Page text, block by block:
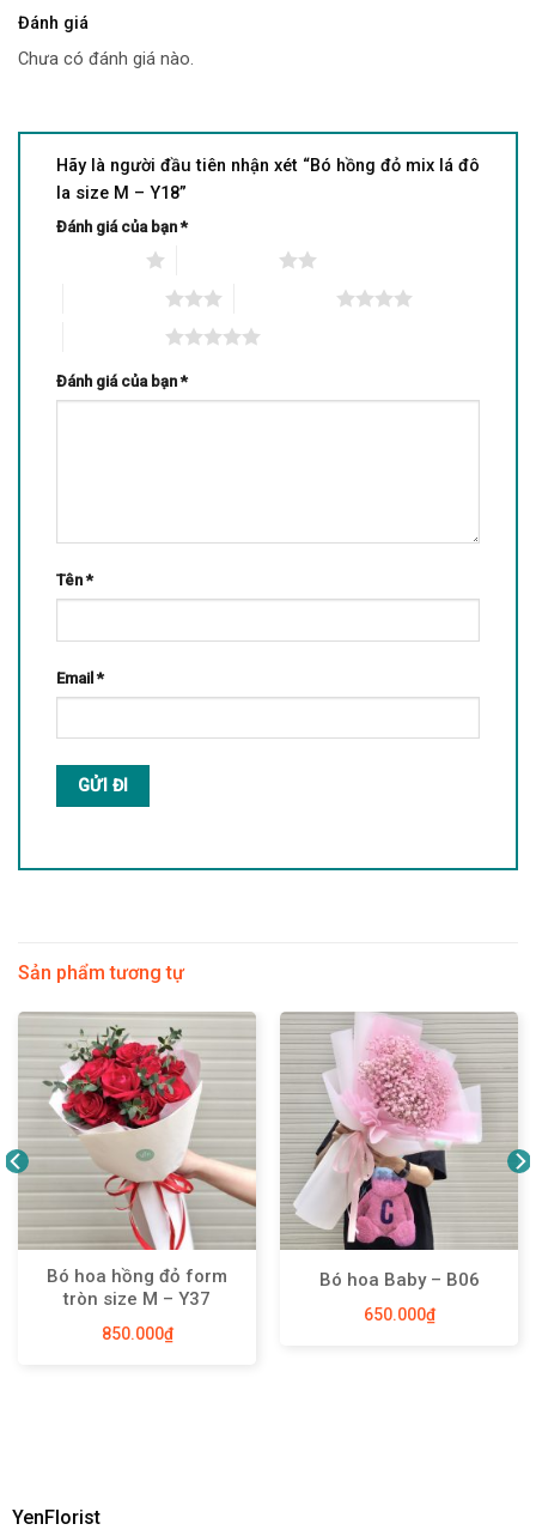
Đánh giá
Chưa có đánh giá nào.
Hãy là người đầu tiên nhận xét “Bó hồng đỏ mix lá đô
la size M – Y18”
Đánh giá của bạn*
Đánh giá của bạn*
Tên*
Email*
Sản phẩm tương tự
Bó hoa hồng đỏ form
tròn size M – Y37
850.000₫
Bó hoa Baby – B06
650.000₫
YenFlorist